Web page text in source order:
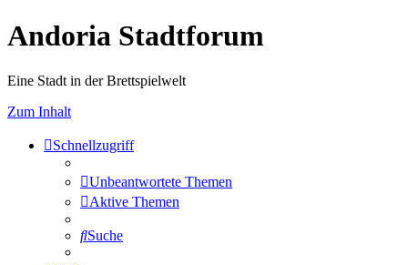
Andoria Stadtforum
Eine Stadt in der Brettspielwelt
Zum Inhalt
Schnellzugriff
Unbeantwortete Themen
Aktive Themen
Suche